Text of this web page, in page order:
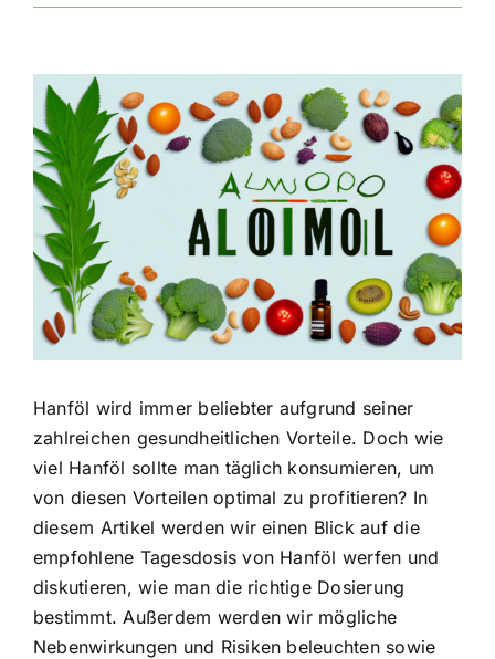
Zeige
grösseres
Bild
Hanföl wird immer beliebter aufgrund seiner
zahlreichen gesundheitlichen Vorteile. Doch wie
viel Hanföl sollte man täglich konsumieren, um
von diesen Vorteilen optimal zu profitieren? In
diesem Artikel werden wir einen Blick auf die
empfohlene Tagesdosis von Hanföl werfen und
diskutieren, wie man die richtige Dosierung
bestimmt. Außerdem werden wir mögliche
Nebenwirkungen und Risiken beleuchten sowie